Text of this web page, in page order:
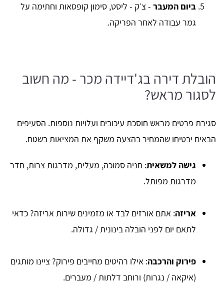
ביום המעבר - צ׳ק - ליסט, סימון קופסאות וחתימה על
גמר עבודה לאחר הפריקה.
הובלת דירה בג'דיידה מכר - מה חשוב
לסגור מראש?
סגירת פרטים מראש חוסכת עיכובים ועלויות נוספות. הסעיפים
הבאים יבטיחו שהמחיר בהצעה משקף את המציאות בשטח.
גישה למשאית: חניה סמוכה, מעלית, מדרגות צרות, חדר
מדרגות מפותל.
אריזה: אתם אורזים לבד או מזמינים שירות אריזה? כדאי
לתאם יום לפני הובלה בינונית / גדולה.
פירוק והרכבה: אילו רהיטים מחייבים פירוק? ציינו מותגים
(איקאה / נגרות) ורוחב דלתות / מעברים.